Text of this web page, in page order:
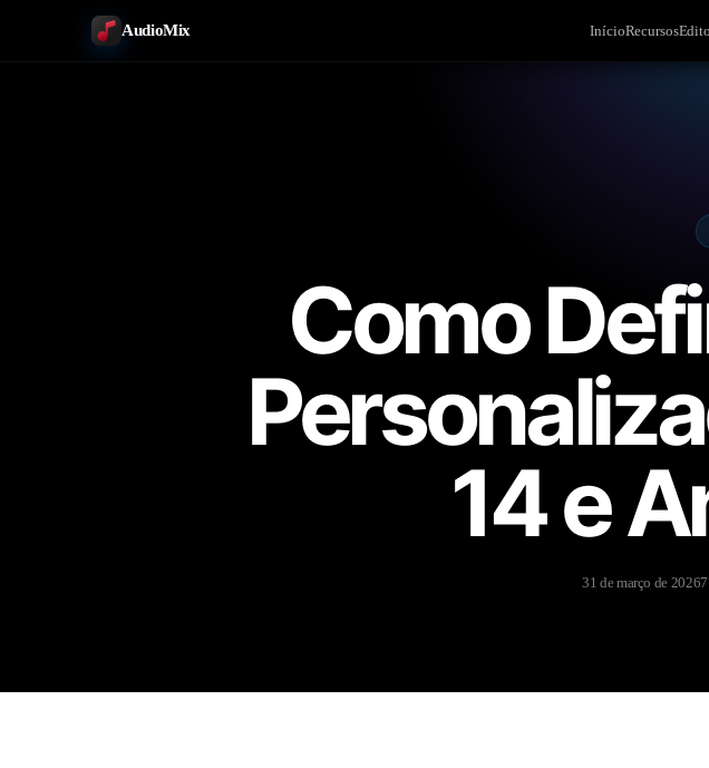
AudioMix InícioRecursos
Como
14 e
31 de março de 2026